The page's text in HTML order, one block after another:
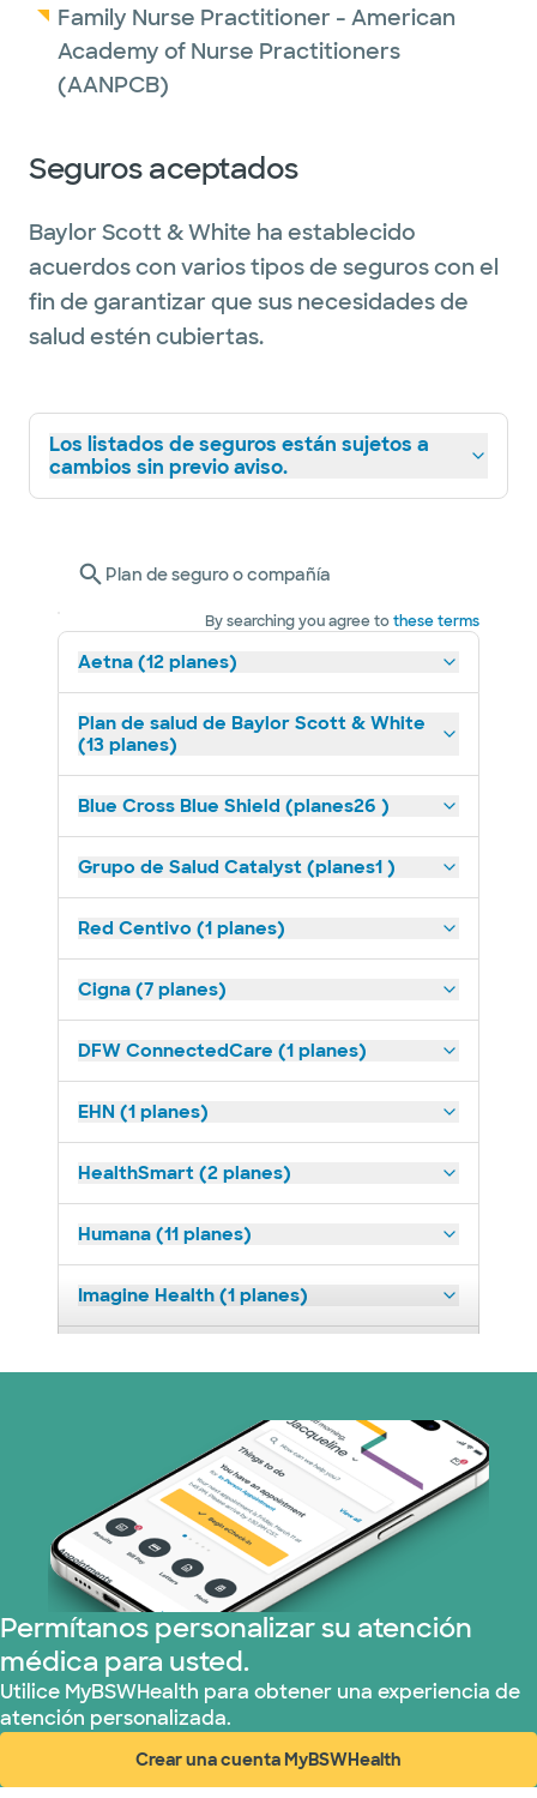
Family Nurse Practitioner - American
Academy of Nurse Practitioners
(AANPCB)
Seguros aceptados
Baylor Scott & White ha establecido
acuerdos con varios tipos de seguros con el
fin de garantizar que sus necesidades de
salud estén cubiertas.
Los listados de seguros están sujetos a
cambios sin previo aviso.
Plan de seguro o compañía
By searching you agree tothese terms
Aetna (12 planes)
Plan de salud de Baylor Scott & White
(13 planes)
Blue Cross Blue Shield (planes26 )
Grupo de Salud Catalyst (planes1 )
Red Centivo (1 planes)
Cigna (7 planes)
DFW ConnectedCare (1 planes)
EHN (1 planes)
HealthSmart (2 planes)
Humana (11 planes)
Imagine Health (1 planes)
Medicare (2 planes)
Nebraska Furniture Mart (3 planes)
Red PHCS (1 planes)
Prism Electric (1 planes)
Plan de Salud Superior (3 planes)
TriWest HealthCare (1 planes)
United HealthCare (28 planes)
Permítanos personalizar su atención
médica para usted.
Utilice MyBSWHealth para obtener una experiencia de
atención personalizada.
Crear una cuenta MyBSWHealth
(abre en ventana nueva)